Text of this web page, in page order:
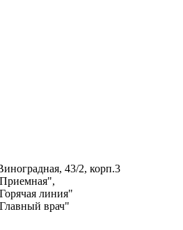
43/2, корп.3
линия"
врач"